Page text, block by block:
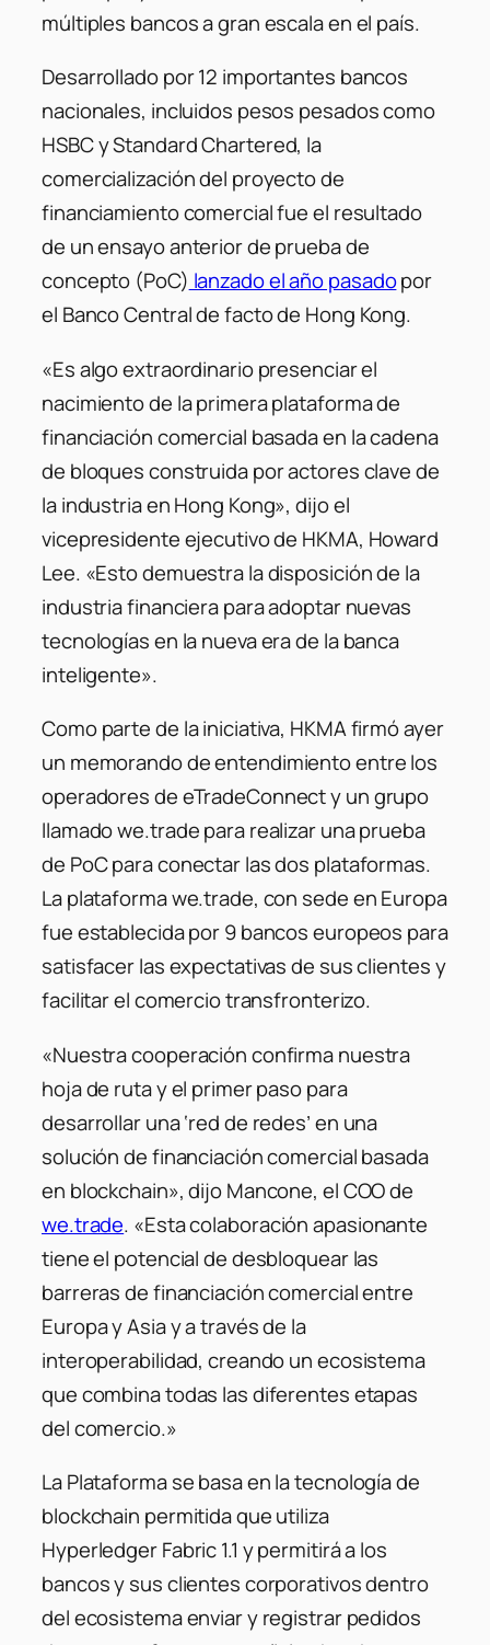
múltiples bancos a gran escala en el país.
Desarrollado por 12 importantes bancos
nacionales, incluidos pesos pesados como
HSBC y Standard Chartered, la
comercialización del proyecto de
financiamiento comercial fue el resultado
de un ensayo anterior de prueba de
concepto (PoC) lanzado el año pasadopor
el Banco Central de facto de Hong Kong.
«Es algo extraordinario presenciar el
nacimiento de la primera plataforma de
financiación comercial basada en la cadena
de bloques construida por actores clave de
la industria en Hong Kong», dijo el
vicepresidente ejecutivo de HKMA, Howard
Lee. «Esto demuestra la disposición de la
industria financiera para adoptar nuevas
tecnologías en la nueva era de la banca
inteligente».
Como parte de la iniciativa, HKMA firmó ayer
un memorando de entendimiento entre los
operadores de eTradeConnect y un grupo
llamado we.trade para realizar una prueba
de PoC para conectar las dos plataformas.
La plataforma we.trade, con sede en Europa
fue establecida por 9 bancos europeos para
satisfacer las expectativas de sus clientes y
facilitar el comercio transfronterizo.
«Nuestra cooperación confirma nuestra
hoja de ruta y el primer paso para
desarrollar una ‘red de redes’ en una
solución de financiación comercial basada
en blockchain», dijo Mancone, el COO de
we.trade. «Esta colaboración apasionante
tiene el potencial de desbloquear las
barreras de financiación comercial entre
Europa y Asia y a través de la
interoperabilidad, creando un ecosistema
que combina todas las diferentes etapas
del comercio.»
La Plataforma se basa en la tecnología de
blockchain permitida que utiliza
Hyperledger Fabric 1.1 y permitirá a los
bancos y sus clientes corporativos dentro
del ecosistema enviar y registrar pedidos